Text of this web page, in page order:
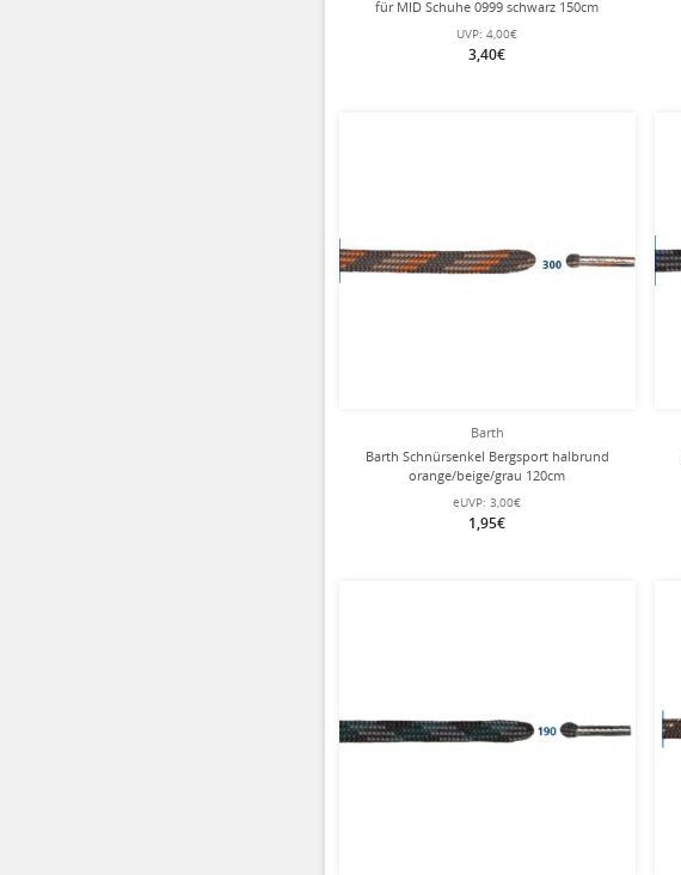
für MID Schuhe 0999 schwarz 150cm
UVP: 4,00€
3,40€
Barth
Barth Schnürsenkel Bergsport halbrund
orange/beige/grau 120cm
eUVP: 3,00€
1,95€